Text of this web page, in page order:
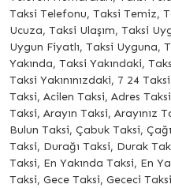
Taksi Telefonu, Taksi Temiz,
Ucuza, Taksi Ulaşım, Taksi
Uygun Fiyatlı, Taksi Uyguna,
Yakında, Taksi Yakındaki,
Taksi Yakınınızdaki, 7 24
Taksi, Acilen Taksi, Adres
Taksi, Arayın Taksi, Arayınız
Bulun Taksi, Çabuk Taksi,
Taksi, Durağı Taksi, Durak
Taksi, En Yakında Taksi, En
Taksi, Gece Taksi, Gececi